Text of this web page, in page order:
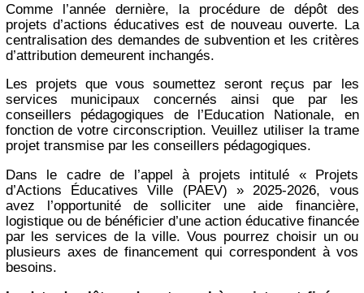
Comme l’année dernière, la procédure de dépôt des
projets d’actions éducatives est de nouveau ouverte. La
centralisation des demandes de subvention et les critères
d’attribution demeurent inchangés.
Les projets que vous soumettez seront reçus par les
services municipaux concernés ainsi que par les
conseillers pédagogiques de l’Education Nationale, en
fonction de votre circonscription. Veuillez utiliser la trame
projet transmise par les conseillers pédagogiques.
Dans le cadre de l’appel à projets intitulé « Projets
d’Actions Éducatives Ville (PAEV) » 2025-2026, vous
avez l’opportunité de solliciter une aide financière,
logistique ou de bénéficier d’une action éducative financée
par les services de la ville. Vous pourrez choisir un ou
plusieurs axes de financement qui correspondent à vos
besoins.